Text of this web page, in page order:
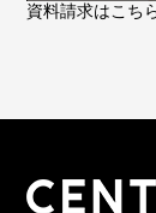
資料請求はこち